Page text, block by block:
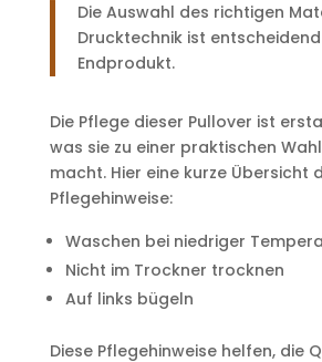
Die Auswahl des richtigen
Drucktechnik ist
Endprodukt.
Die Pflege dieser Pullover ist
was sie zu einer praktischen
macht. Hier eine kurze Übersicht
Pflegehinweise:
Waschen bei niedriger
Nicht im Trockner trocknen
Auf links bügeln
Diese Pflegehinweise helfen, die